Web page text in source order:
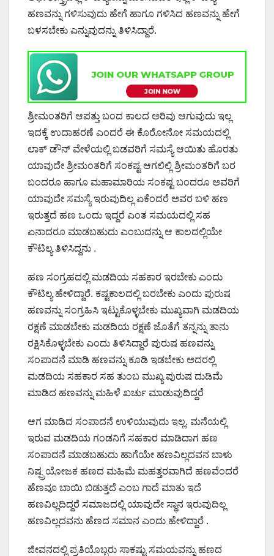
ಹಣವನ್ನು ಗಳಿಸುವುದು ಹೇಗೆ ಹಾಗೂ ಗಳಿಸಿದ ಹಣವನ್ನು ಹೇಗೆ
ಬಳಸಬೇಕು ಎನ್ನುವುದನ್ನು ತಿಳಿಸಿದ್ದಾರೆ.
ಶ್ರೀಮಂತರಿಗೆ ಆಪತ್ತು ಬಂದ ಕಾಲದ ಅರಿವು ಆಗುವುದು ಇಲ್ಲ
ಇದಕ್ಕೆ ಉದಾಹರಣೆ ಎಂದರೆ ಈ ಕೊರೋನೋ ಸಮಯದಲ್ಲಿ
ಲಾಕ್ ಡೌನ್ ವೇಳೆಯಲ್ಲಿ ಬಡವರಿಗೆ ಸಮಸ್ಯೆ ಆಯಿತು ಹೊರತು
ಯಾವುದೇ ಶ್ರೀಮಂತರಿಗೆ ಸಂಕಷ್ಟ ಆಗಲಿಲ್ಲಿ ಶ್ರೀಮಂತರಿಗೆ ಬರ
ಬಂದರೂ ಹಾಗೂ ಮಹಾಮಾರಿಯ ಸಂಕಷ್ಟ ಬಂದರೂ ಅವರಿಗೆ
ಯಾವುದೇ ಸಮಸ್ಯೆ ಇರುವುದಿಲ್ಲ ಏಕೆಂದರೆ ಅವರ ಬಳಿ ಹಣ
ಇರುತ್ತದೆ ಹಣ ಒಂದು ಇದ್ದರೆ ಎಂತ ಸಮಯದಲ್ಲಿ ಸಹ
ಏನಾದರೂ ಮಾಡಬಹುದು ಎಂಬುದನ್ನು ಆ ಕಾಲದಲ್ಲಿಯೇ
ಕೌಟಿಲ್ಯ ತಿಳಿಸಿದ್ದನು .
ಹಣ ಸಂಗ್ರಹದಲ್ಲಿ ಮಡದಿಯ ಸಹಕಾರ ಇರಬೇಕು ಎಂದು
ಕೌಟಿಲ್ಯ ಹೇಳಿದ್ದಾರೆ. ಕಷ್ಟಕಾಲದಲ್ಲಿ ಬರಬೇಕು ಎಂದು ಪುರುಷ
ಹಣವನ್ನು ಸಂಗ್ರಹಿಸಿ ಇಟ್ಟುಕೊಳ್ಳಬೇಕು ಮುಖ್ಯವಾಗಿ ಮಡದಿಯ
ರಕ್ಷಣೆ ಮಾಡಬೇಕು ಮಡದಿಯ ರಕ್ಷಣೆ ಜೊತೆಗೆ ತನ್ನನ್ನು ತಾನು
ರಕ್ಷಿಸಿಕೊಳ್ಳಬೇಕು ಎಂದು ತಿಳಿಸಿದ್ದಾರೆ ಪುರುಷ ಹಣವನ್ನು
ಸಂಪಾದನೆ ಮಾಡಿ ಹಣವನ್ನು ಕೂಡಿ ಇಡಬೇಕು ಅದರಲ್ಲಿ
ಮಡದಿಯ ಸಹಕಾರ ಸಹ ತುಂಬ ಮುಖ್ಯ ಪುರುಷ ದುಡಿಮೆ
ಮಾಡಿದ ಹಣವನ್ನು ಮಹಿಳೆ ಖರ್ಚು ಮಾಡುವುದಿದ್ದರೆ
ಆಗ ಮಾಡಿದ ಸಂಪಾದನೆ ಉಳಿಯುವುದು ಇಲ್ಲ. ಮನೆಯಲ್ಲಿ
ಇರುವ ಮಡದಿಯ ಗಂಡನಿಗೆ ಸಹಕಾರ ಮಾಡಿದಾಗ ಹಣ
ಸಂಪಾದನೆ ಮಾಡಬಹುದು ಹಾಗೆಯೇ ಹಣವಿಲ್ಲದವನ ಬಾಳು
ನಿಷ್ಪ್ರಯೋಜಕ ಹಣದ ಮಹಿಮೆ ಮಹತ್ತರವಾಗಿದೆ ಹಣವೆಂದರೆ
ಹೆಣವೂ ಬಾಯಿ ಬಿಡುತ್ತದೆ ಎಂಬ ಗಾದೆ ಮಾತು ಇದೆ
ಹಣವಿಲ್ಲದಿದ್ದರೆ ಸಮಾಜದಲ್ಲಿ ಯಾವುದೇ ಸ್ಥಾನ ಇರುವುದಿಲ್ಲ
ಹಣವಿಲ್ಲದವನು ಹೆಣದ ಸಮಾನ ಎಂದು ಹೇಳಿದ್ದಾರೆ .
ಜೀವನದಲ್ಲಿ ಪ್ರತಿಯೊಬ್ಬರು ಸಾಕಷ್ಟು ಸಮಯವನ್ನು ಹಣದ